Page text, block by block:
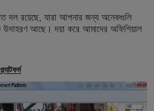
দল রয়েছে, যারা আপনার জন্য অনেকগুলি
আছে। দয়া করে আমাদের অফিশিয়াল